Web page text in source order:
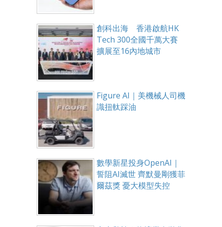
創科出海 香港啟航HK
Tech 300全國千萬大賽
擴展至16內地城市
Figure AI｜美機械人司機
識扭軚踩油
數學新星投身OpenAI｜
誓阻AI滅世 齊默曼剛獲菲
爾茲獎 憂大模型失控